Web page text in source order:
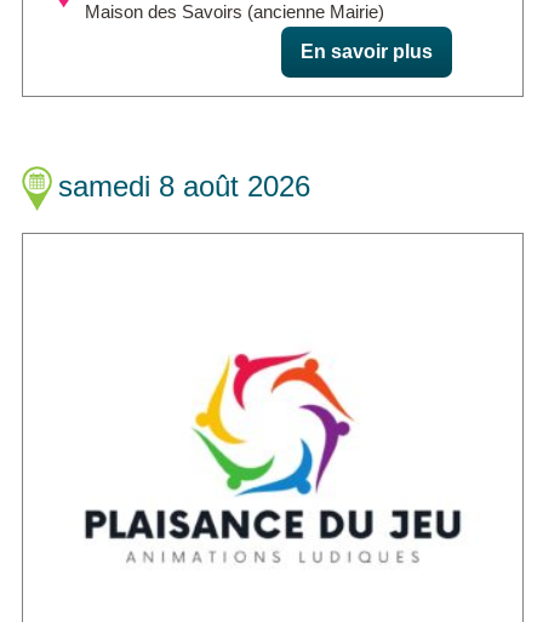
Maison des Savoirs (ancienne Mairie)
En savoir plus
samedi 8 août 2026